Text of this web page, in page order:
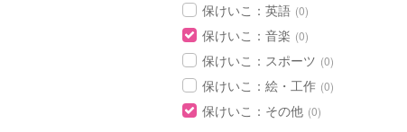
保けいこ：英語 (0)
保けいこ：音楽 (0)
保けいこ：スポーツ (0)
保けいこ：絵・工作 (0)
保けいこ：その他 (0)